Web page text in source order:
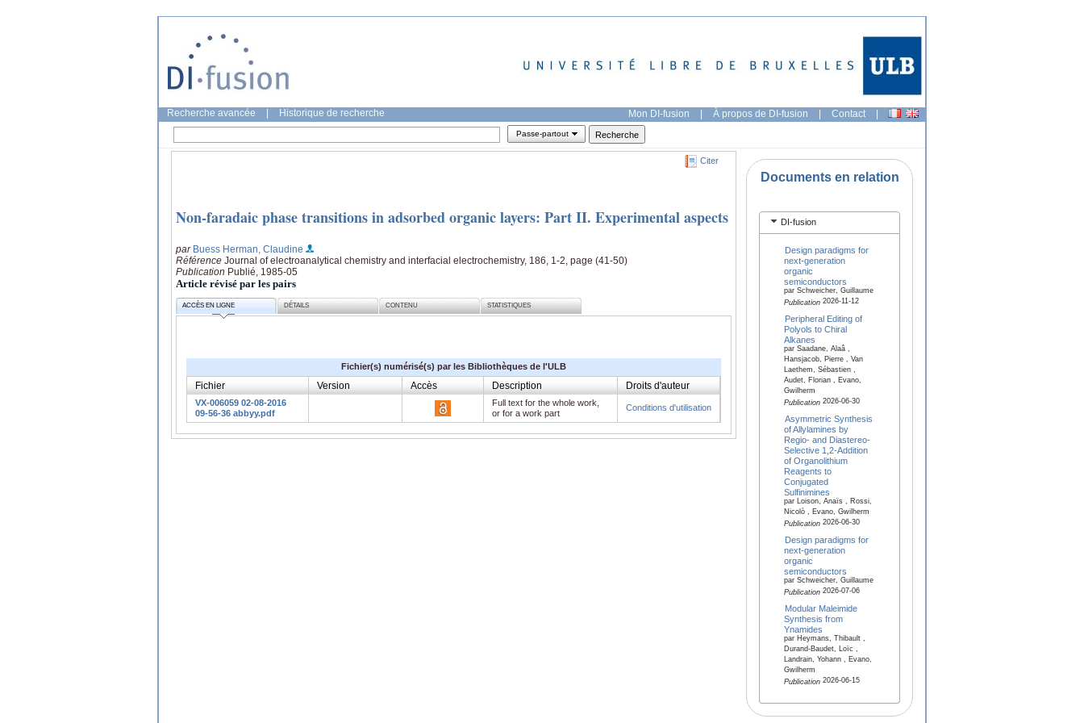
Recherche avancée Historique de recherche Mon DI-fusion | À propos de DI-fusion | Contact |
Passe-partout
Citer
Non-faradaic phase transitions in adsorbed organic layers: Part II. Experimental aspects
par Buess Herman, Claudine
Référence Journal of electroanalytical chemistry and interfacial electrochemistry, 186, 1-2, page (41-50)
Publication Publié, 1985-05
Article révisé par les pairs
ACCÈS EN LIGNE DÉTAILS CONTENU STATISTIQUES
Fichier(s) numérisé(s) par les Bibliothèques de l'ULB
Fichier Version Accès Description Droits d'auteur
VX-006059 02-08-2016
09-56-36 abbyy.pdf
Full text for the whole work,
or for a work part
Conditions d'utilisation
Documents en relation
DI-fusion
Design paradigms for
next-generation
organic
semiconductors
par Schweicher, Guillaume
Publication2026-11-12
Peripheral Editing of
Polyols to Chiral
Alkanes
par Saadane, Alaâ ,
Hansjacob, Pierre , Van
Laethem, Sébastien ,
Audet, Florian , Evano,
Gwilherm
Publication2026-06-30
Asymmetric Synthesis
of Allylamines by
Regio- and Diastereo-
Selective 1,2-Addition
of Organolithium
Reagents to
Conjugated
Sulfinimines
par Loison, Anaïs , Rossi,
Nicolò , Evano, Gwilherm
Publication2026-06-30
Design paradigms for
next-generation
organic
semiconductors
par Schweicher, Guillaume
Publication2026-07-06
Modular Maleimide
Synthesis from
Ynamides
par Heymans, Thibault ,
Durand-Baudet, Loïc ,
Landrain, Yohann , Evano,
Gwilherm
Publication2026-06-15